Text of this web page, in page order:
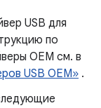
USB для
по
OEM см. в
USB OEM» .